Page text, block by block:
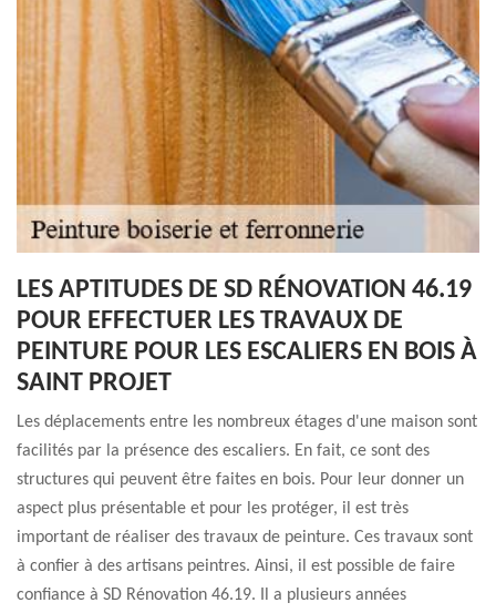
LES APTITUDES DE SD RÉNOVATION 46.19
POUR EFFECTUER LES TRAVAUX DE
PEINTURE POUR LES ESCALIERS EN BOIS À
SAINT PROJET
Les déplacements entre les nombreux étages d'une maison sont
facilités par la présence des escaliers. En fait, ce sont des
structures qui peuvent être faites en bois. Pour leur donner un
aspect plus présentable et pour les protéger, il est très
important de réaliser des travaux de peinture. Ces travaux sont
à confier à des artisans peintres. Ainsi, il est possible de faire
confiance à SD Rénovation 46.19. Il a plusieurs années